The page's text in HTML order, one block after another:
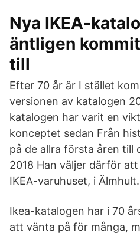
Nya IKEA-
äntligen
till
Efter 70 år är I stället
versionen av katalogen
katalogen har varit en
konceptet sedan Från
på de allra första åren till
2018 Han väljer därför
IKEA-varuhuset, i Älmhult.
Ikea-katalogen har i 70
att vänta på för många,